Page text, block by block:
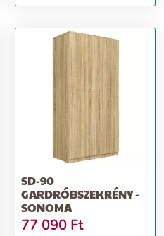
tükörrel, sonoma
SD-90
GARDRÓBSZEKRÉNY -
SONOMA
77 090 Ft